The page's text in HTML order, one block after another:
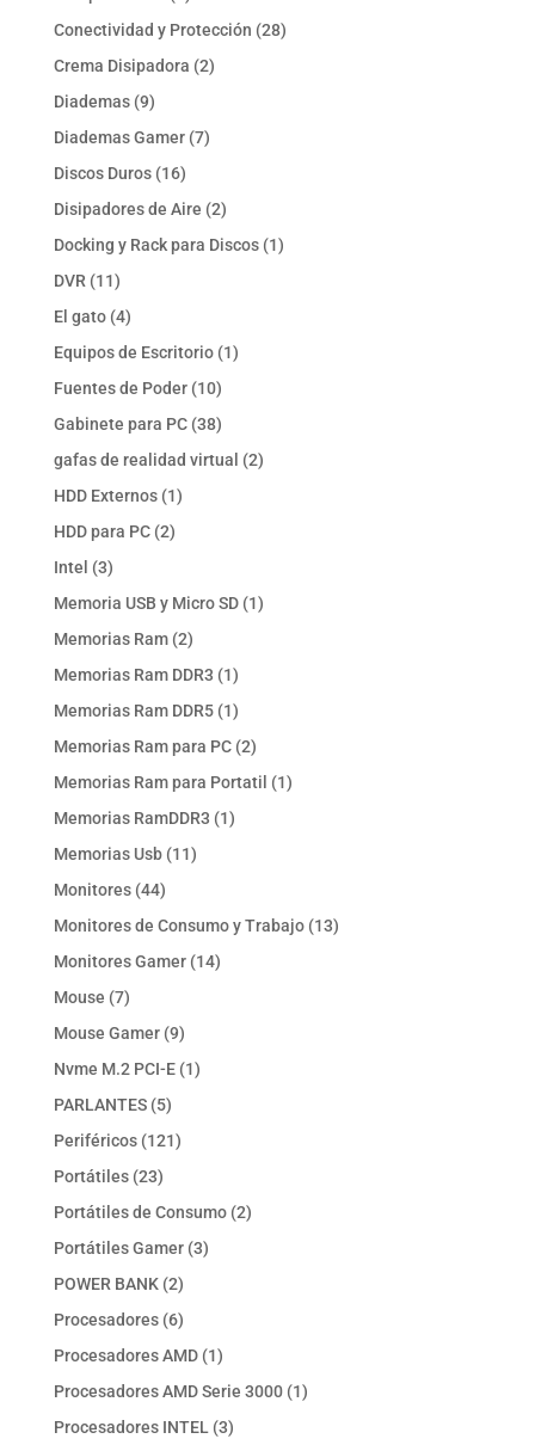
productos
Conectividad y Protección 2828
Crema Disipadora 22
Diademas 99
productos
Diademas Gamer 77
Discos Duros 1616
productos
Disipadores de Aire 22
productos
Docking y Rack para Discos 11
DVR 1111
productos
El gato 44
productos
Equipos de Escritorio 11
Fuentes de Poder 1010
productos
Gabinete para PC 3838
productos
gafas de realidad virtual 22
HDD Externos 11
HDD para PC 22
Intel 33
productos
Memoria USB y Micro SD 11
Memorias Ram 22
productos
Memorias Ram DDR3 11
producto
Memorias Ram DDR5 11
producto
Memorias Ram para PC 22
productos
Memorias Ram para Portatil 11
Memorias RamDDR3 11
Memorias Usb 1111
Monitores 4444
productos
Monitores de Consumo y Trabajo 1313
Monitores Gamer 1414
Mouse 77
productos
Mouse Gamer 99
productos
Nvme M.2 PCI-E 11
PARLANTES 55
productos
Periféricos 121121
Portátiles 2323
productos
Portátiles de Consumo 22
Portátiles Gamer 33
POWER BANK 22
productos
Procesadores 66
productos
Procesadores AMD 11
producto
Procesadores AMD Serie 3000 11
Procesadores INTEL 33